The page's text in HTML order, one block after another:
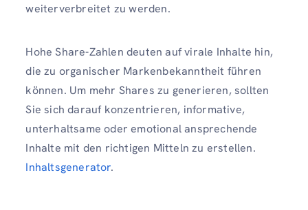
weiterverbreitet zu werden.
Hohe Share-Zahlen deuten auf virale Inhalte hin,
die zu organischer Markenbekanntheit führen
können. Um mehr Shares zu generieren, sollten
Sie sich darauf konzentrieren, informative,
unterhaltsame oder emotional ansprechende
Inhalte mit den richtigen Mitteln zu erstellen.
Inhaltsgenerator.